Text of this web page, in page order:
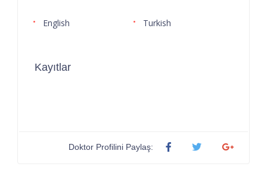
English Turkish
Kayıtlar
Doktor Profilini Paylaş: